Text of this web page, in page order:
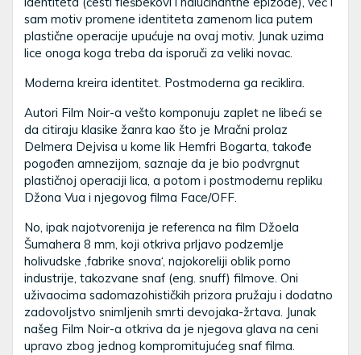
sam motiv promene identiteta zamenom lica putem
plastične operacije upućuje na ovaj motiv. Junak uzima
lice onoga koga treba da isporuči za veliki novac.
Moderna kreira identitet. Postmoderna ga reciklira.
Autori Film Noir-a vešto komponuju zaplet ne libeći se
da citiraju klasike žanra kao što je Mračni prolaz
Delmera Dejvisa u kome lik Hemfri Bogarta, takođe
pogođen amnezijom, saznaje da je bio podvrgnut
plastičnoj operaciji lica, a potom i postmodernu repliku
Džona Vua i njegovog filma Face/OFF.
No, ipak najotvorenija je referenca na film Džoela
Šumahera 8 mm, koji otkriva prljavo podzemlje
holivudske ‚fabrike snova‘, najokoreliji oblik porno
industrije, takozvane snaf (eng. snuff) filmove. Oni
uživaocima sadomazohističkih prizora pružaju i dodatno
zadovoljstvo snimljenih smrti devojaka-žrtava. Junak
našeg Film Noir-a otkriva da je njegova glava na ceni
upravo zbog jednog kompromitujućeg snaf filma.